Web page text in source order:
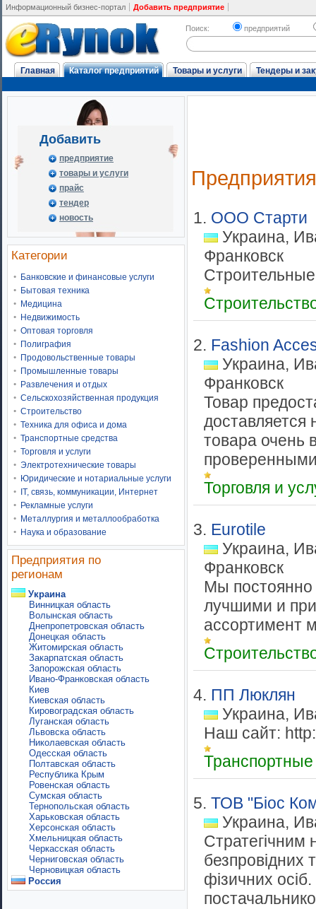
Информационный бизнес-портал Добавить предприятие
Поиск: предприятий
Главная Каталог предприятий Товары и услуги Тендеры и
Добавить
предприятие
товары и услуги
прайс
тендер
новость
Категории
Банковские и финансовые услуги
Бытовая техника
Медицина
Недвижимость
Оптовая торговля
Полиграфия
Продовольственные товары
Промышленные товары
Развлечения и отдых
Сельскохозяйственная продукция
Строительство
Техника для офиса и дома
Транспортные средства
Торговля и услуги
Электротехнические товары
Юридические и нотариальные услуги
IT, связь, коммуникации, Интернет
Рекламные услуги
Металлургия и металлообработка
Наука и образование
Предприятия по
регионам
Украина
Винницкая область
Волынская область
Днепропетровская область
Донецкая область
Житомирская область
Закарпатская область
Запорожская область
Ивано-Франковская область
Киев
Киевская область
Кировоградская область
Луганская область
Львовска область
Николаевская область
Одесская область
Полтавская область
Республика Крым
Ровенская область
Сумская область
Тернопольская область
Харьковская область
Херсонская область
Хмельницкая область
Черкасская область
Черниговская область
Черновицкая область
Россия
Предприятия
1. ООО Старти
Украина,
Франковск
2. Fashion
Украина,
Франковск
Товар
доставляется
товара очень
Торговля и
3. Eurotile
Украина,
Франковск
Мы
лучшими и
ассортимент
4. ПП Люклян
Украина,
Наш сайт:
5. ТОВ "Біос
Украина,
Стратегічним
безпровідних
фізичних